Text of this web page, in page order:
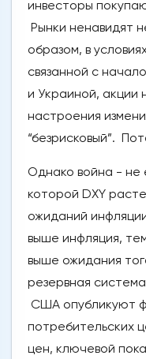
инвесторы
Рынки ненавидят
образом, в
связанной с
и Украиной, акции
настроения
“безрисковый”.
Однако война - не
которой DXY
ожиданий
выше инфляция,
выше ожидания
резервная
США опубликуют
потребительских
цен, ключевой